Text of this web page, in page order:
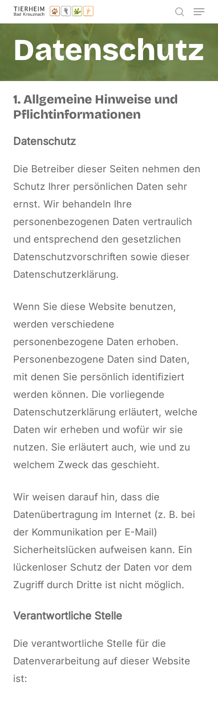
Skip
to
main
content
search
Menu
Datenschutz
1. Allgemeine Hinweise und
Pflichtinformationen
Datenschutz
Die Betreiber dieser Seiten nehmen den
Schutz Ihrer persönlichen Daten sehr
ernst. Wir behandeln Ihre
personenbezogenen Daten vertraulich
und entsprechend den gesetzlichen
Datenschutzvorschriften sowie dieser
Datenschutzerklärung.
Wenn Sie diese Website benutzen,
werden verschiedene
personenbezogene Daten erhoben.
Personenbezogene Daten sind Daten,
mit denen Sie persönlich identifiziert
werden können. Die vorliegende
Datenschutzerklärung erläutert, welche
Daten wir erheben und wofür wir sie
nutzen. Sie erläutert auch, wie und zu
welchem Zweck das geschieht.
Wir weisen darauf hin, dass die
Datenübertragung im Internet (z. B. bei
der Kommunikation per E-Mail)
Sicherheitslücken aufweisen kann. Ein
lückenloser Schutz der Daten vor dem
Zugriff durch Dritte ist nicht möglich.
Verantwortliche Stelle
Die verantwortliche Stelle für die
Datenverarbeitung auf dieser Website
ist: